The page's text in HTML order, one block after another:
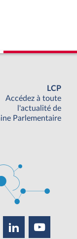
LCP
Accédez à toute
l'actualité de
Parlementaire